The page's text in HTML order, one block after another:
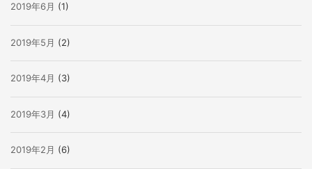
2019年6月 (1)
2019年5月 (2)
2019年4月 (3)
2019年3月 (4)
2019年2月 (6)